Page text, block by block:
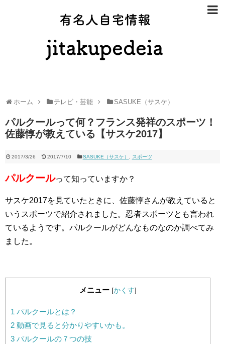
ホーム テレビ・芸能 SASUKE（サスケ）
パルクールって何？フランス発祥のスポーツ！
佐藤惇が教えている【サスケ2017】
2017/3/26 2017/7/10 SASUKE（サスケ） スポーツ
パルクールって知っていますか？
サスケ2017を見ていたときに、佐藤惇さんが教えていると
いうスポーツで紹介されました。忍者スポーツとも言われ
ているようです。パルクールがどんなものなのか調べてみ
ました。
メニュー [かくす]
1 パルクールとは？
2 動画で見ると分かりやすいかも。
3 パルクールの７つの技